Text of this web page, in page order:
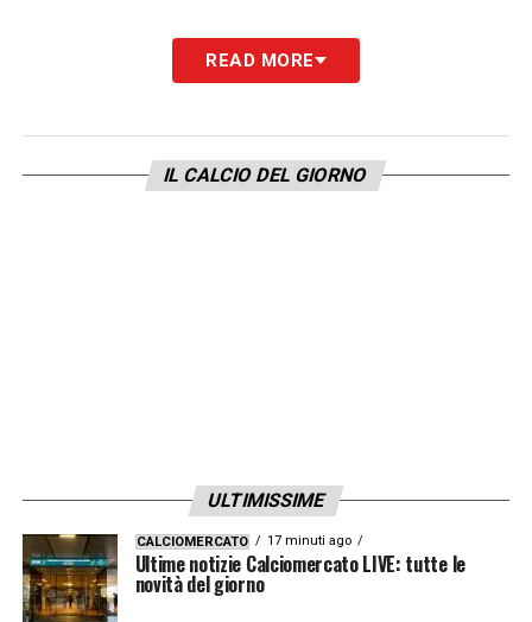
READ MORE
IL CALCIO DEL GIORNO
ULTIMISSIME
CALCIOMERCATO 17 minuti ago
Ultime notizie Calciomercato LIVE: tutte le
novità del giorno